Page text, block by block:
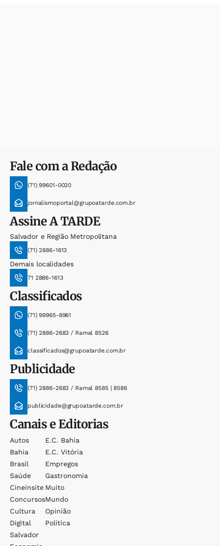
Fale com a Redação
(71) 99601-0020
jornalismoportal@grupoatarde.com.br
AssineA TARDE
Salvador e Região Metropolitana
(71) 2886-1613
Demais localidades
71 2886-1613
Classificados
(71) 99965-8961
(71) 2886-2683 / Ramal 8526
classificados@grupoatarde.com.br
Publicidade
(71) 2886-2683 / Ramal 8585 | 8586
publicidade@grupoatarde.com.br
Canais e Editorias
Autos
Bahia
Brasil
Saúde
Cineinsite
Concursos
Cultura
Digital
Salvador
E.c. Bahia
E.c. Vitória
Empregos
Gastronomia
Muito
Mundo
Opinião
Política